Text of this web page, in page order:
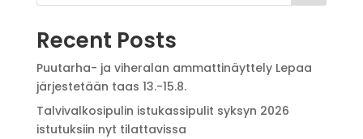
Recent Posts
Puutarha- ja viheralan ammattinäyttely Lepaa
järjestetään taas 13.-15.8.
Talvivalkosipulin istukassipulit syksyn 2026
istutuksiin nyt tilattavissa